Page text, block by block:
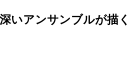
いアンサンブルが描